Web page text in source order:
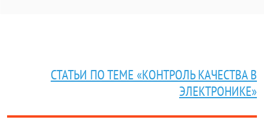
СТАТЬИ ПО ТЕМЕ «КОНТРОЛЬ КАЧЕСТВА В
ЭЛЕКТРОНИКЕ»